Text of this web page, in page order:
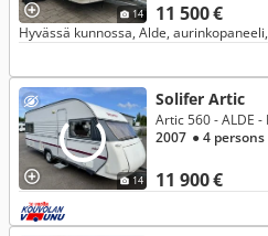
14 11 500 €
Hyvässä kunnossa, Alde,
14
Solifer Artic
11 900 €
2007 ● 4 persons